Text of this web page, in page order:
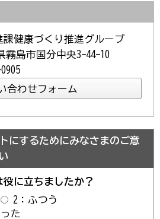
健康づくり推進グループ
霧島市国分中央3-44-10
にするためにみなさまのご意
に立ちましたか？
2：ふつう
た